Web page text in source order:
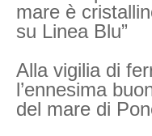
mare è
su Linea Blu”
Alla vigilia di
l’ennesima
del mare di